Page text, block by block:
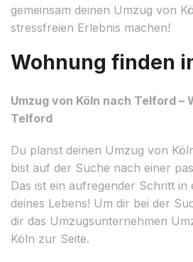
gemeinsam deinen Umzug von
stressfreien Erlebnis machen!
Wohnung finden
Umzug von Köln nach Telford –
Telford
Du planst deinen Umzug von
bist auf der Suche nach einer
Das ist ein aufregender Schritt in
deines Lebens! Um dir bei der
dir das Umzugsunternehmen
Köln zur Seite.